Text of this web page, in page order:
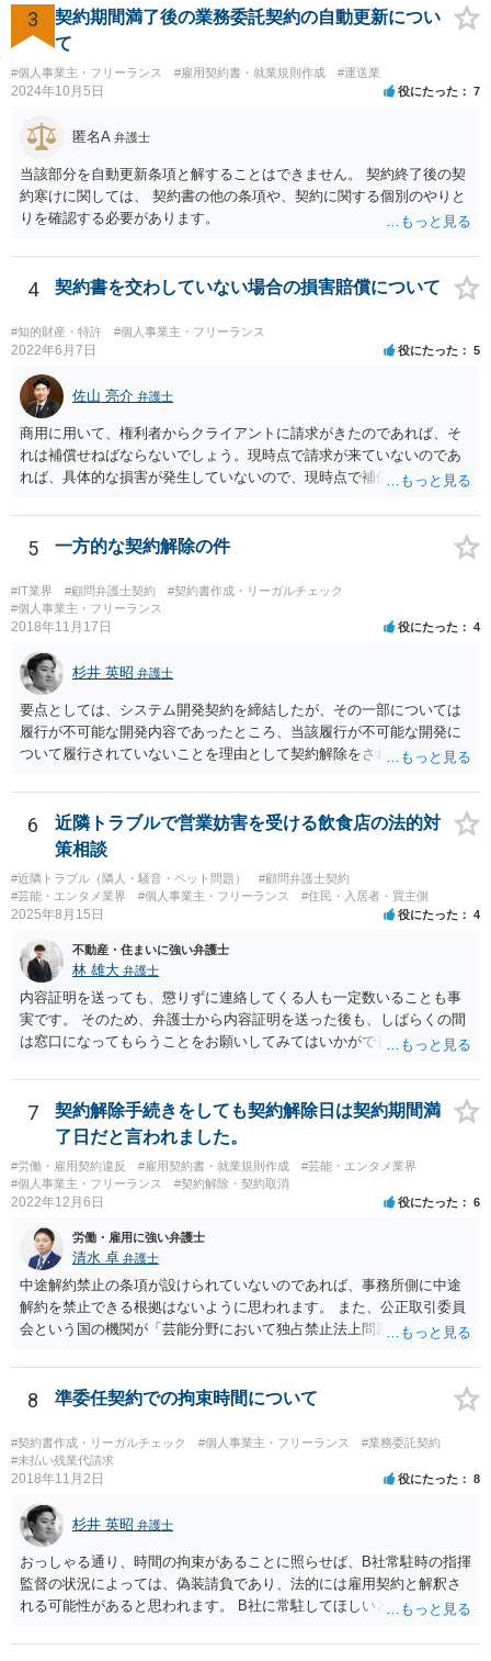
社」の代わりに「ABCウェブサービス」とか「ABCWS」を使う等で
す。
3
契約期間満了後の業務委託契約の自動更新につい
て
#個人事業主・フリーランス #雇用契約書・就業規則作成 #運送業
2024年10月5日 役にたった 7
匿名A 弁護士
当該部分を自動更新条項と解することはできません。 契約終了後の契
約寒けに関しては、 契約書の他の条項や、契約に関する個別のやりと
りを確認する必要があります。
4 契約書を交わしていない場合の損害賠償について
#知的財産・特許 #個人事業主・フリーランス
2022年6月7日 役にたった 5
佐山 亮介 弁護士
商用に用いて、権利者からクライアントに請求がきたのであれば、そ
れは補償せねばならないでしょう。現時点で請求が来ていないのであ
れば、具体的な損害が発生していないので、現時点で補償の必要はあ
補償し、その補償分を損害として外注先に賠償請求することになるで
しょう。
5 一方的な契約解除の件
#IT業界 #顧問弁護士契約
#契約書作成・リーガルチェック
#個人事業主・フリーランス
2018年11月17日 役にたった 4
杉井 英昭 弁護士
要点としては、システム開発契約を締結したが、その一部については
履行が不可能な開発内容であったところ、当該履行が不可能な開発に
ついて履行されていないことを理由として契約解除をされた。そこ
いうご質問であると理解しました。 まず、「物理的にできない開発で
一方的に契約不履行のように伝えられ」とのことですが、「物理的に
できない」と真に言えるのかどうか、なぜ「物理的にできない開発」
を請け負うことになったのかが問題です。 もし、「物理的にできな
い」という意味が、単に「契約に記載された納期では間に合わない」
ということであれば、それは単純に履行遅滞を理由とする債務不履行
そのような開発は理論的に不可能（例えば、タイムマシンを作るとい
う契約等）であれば、契約自体が無効になる可能性があります。 いず
れの場合であっても、結局は、上記の「物理的にできない」部分を除
いた部分は開発完了しているということですから、その部分に相当す
る請負代金は請求できる可能性があります。 ただし、当該開発完了部
以上で、より個別的なお話は、詳しい契約内容や開発内容を知る必要
がありますので、正式に弁護士に相談することも検討された方がよい
と思います。
6
近隣トラブルで営業妨害を受ける飲食店の法的対
策相談
#近隣トラブル（隣人・騒音・ペット問題）
#顧問弁護士契約
#芸能・エンタメ業界
#個人事業主・フリーランス #住民・入居者・買主側
2025年8月15日 役にたった 4
不動産・住まいに強い弁護士
林 雄大 弁護士
内容証明を送っても、懲りずに連絡してくる人も一定数いることも事
実です。 そのため、弁護士から内容証明を送った後も、しばらくの間
は窓口になってもらうことをお願いしてみてはいかがでしょうか。 そ
口（弁護士に）言ってください」とだけお伝えし、それ以外には一切
応じないという姿勢をとることができるため、スタッフの方の負担軽
減を図れると思います。 大変な状況かと思いますが、ご参考になりま
7
契約解除手続きをしても契約解除日は契約期間満
了日だと言われました。
#労働・雇用契約違反 #雇用契約書・就業規則作成
#芸能・エンタメ業界
#個人事業主・フリーランス
#契約解除・契約取消
2022年12月6日 役にたった 6
労働・雇用に強い弁護士
清水 卓 弁護士
中途解約禁止の条項が設けられていないのであれば、事務所側に中途
解約を禁止できる根拠はないように思われます。 また、公正取引委員
会という国の機関が「芸能分野において独占禁止法上問題となり得る
活動を⾏えない旨の義務を課し，⼜は移籍・独⽴した場合には芸能活
動を妨害する旨⽰唆して，移籍・独⽴を諦めさせること（優越的地位
る可能性があり、あなたのケースでも、独占禁止法上問題となり得ま
す。 ただし、「※これら⾏為が実際に独占禁⽌法違反となるかどうか
は，具体的態様に照らして個別に判断されることとなる。例えば，優
越的地位の濫⽤に関して，不当に不利益を与えるか否かは，課される
義務等の内容や期間が⽬的に照らして過⼤であるか，与える不利益の
程度，代償措置の有無やその⽔準，あらかじめ⼗分な協議が⾏われた
か等を考慮の上，個別具体的に判断される」という指摘もなされてい
るので、ご事案に応じ、挙げられている事情を具体的に検討して行く
必要があります。 なお、退所等で事務所側と揉めるようであれば、弁
8 準委任契約での拘束時間について
#契約書作成・リーガルチェック #個人事業主・フリーランス
#業務委託契約
#未払い残業代請求
2018年11月2日 役にたった 8
杉井 英昭 弁護士
おっしゃる通り、時間の拘束があることに照らせば、B社常駐時の指揮
監督の状況によっては、偽装請負であり、法的には雇用契約と解釈さ
れる可能性があると思われます。 B社に常駐してほしいと先方が求め
ば、折衷的な提案として、「突発的な質問に対応できるように、基本